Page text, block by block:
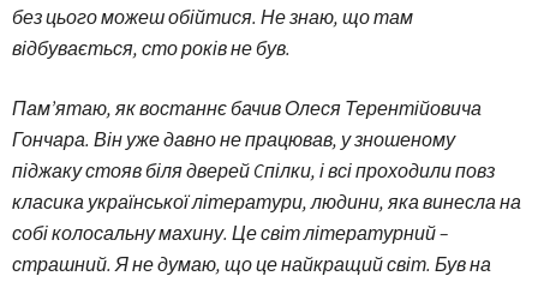
без цього можеш обійтися. Не знаю, що там
відбувається, сто років не був.
Пам’ятаю, як востаннє бачив Олеся Терентійовича
Гончара. Він уже давно не працював, у зношеному
піджаку стояв біля дверей Cпілки, і всі проходили повз
класика української літератури, людини, яка винесла на
собі колосальну махину. Це світ літературний –
страшний. Я не думаю, що це найкращий світ. Був на